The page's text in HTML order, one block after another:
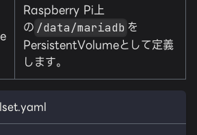
Raspberry Pi上
の /data/mariadb を
PersistentVolumeとして定義
します。